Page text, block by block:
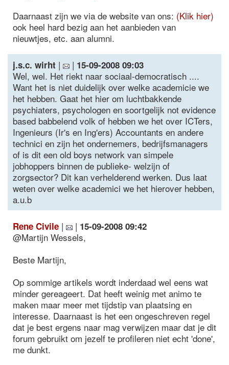
Daarnaast zijn we via de website van ons: (Klik hier)
ook heel hard bezig aan het aanbieden van
nieuwtjes, etc. aan alumni.
j.s.c. wirht | | 15-09-2008 09:03
Wel, wel. Het riekt naar sociaal-democratisch ....
Want het is niet duidelijk over welke academicie we
het hebben. Gaat het hier om luchtbakkende
psychiaters, psychologen en soortgelijk not evidence
based babbelend volk of hebben we het over ICTers,
Ingenieurs (Ir's en Ing'ers) Accountants en andere
technici en zijn het ondernemers, bedrijfsmanagers
of is dit een old boys network van simpele
jobhoppers binnen de publieke- welzijn of
zorgsector? Dit kan verhelderend werken. Dus laat
weten over welke academici we het hierover hebben,
a.u.b
Rene Civile | | 15-09-2008 09:42
@Martijn Wessels,
Beste Martijn,
Op sommige artikels wordt inderdaad wel eens wat
minder gereageert. Dat heeft weinig met animo te
maken maar meer met tijdstip van plaatsing en
interesse. Daarnaast is het een ongeschreven regel
dat je best ergens naar mag verwijzen maar dat je dit
forum gebruikt om jezelf te profileren niet echt 'done',
me dunkt.